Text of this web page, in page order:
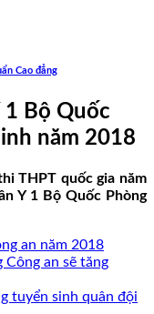
Cao đẳng
1 Bộ Quốc
năm 2018
THPT quốc gia năm
Y 1 Bộ Quốc Phòng
an năm 2018
an sẽ tăng
tuyển sinh quân đội